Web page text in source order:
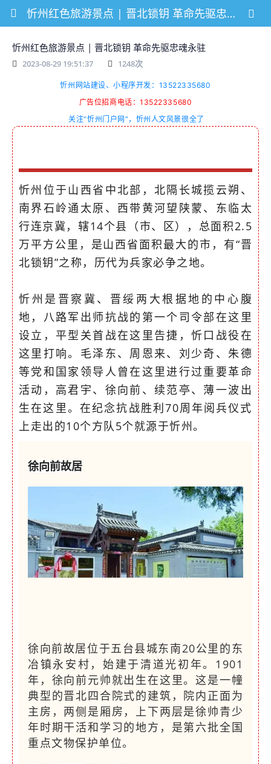
忻州红色旅游景点 | 晋北锁钥 革命先驱忠魂永驻
忻州红色旅游景点 | 晋北锁钥 革命先驱忠魂永驻
2023-08-29 19:51:37 1248次
忻州网站建设、小程序开发：13522335680
广告位招商电话：13522335680
关注“忻州门户网”，忻州人文风景很全了
忻州位于山西省中北部，北隔长城揽云朔、
南界石岭通太原、西带黄河望陕蒙、东临太
行连京冀，辖14个县（市、区），总面积2.5
万平方公里，是山西省面积最大的市，有“晋
北锁钥”之称，历代为兵家必争之地。
忻州是晋察冀、晋绥两大根据地的中心腹
地，八路军出师抗战的第一个司令部在这里
设立，平型关首战在这里告捷，忻口战役在
这里打响。毛泽东、周恩来、刘少奇、朱德
等党和国家领导人曾在这里进行过重要革命
活动，高君宇、徐向前、续范亭、薄一波出
生在这里。在纪念抗战胜利70周年阅兵仪式
上走出的10个方队5个就源于忻州。
徐向前故居
徐向前故居位于五台县城东南20公里的东
冶镇永安村，始建于清道光初年。1901
年，徐向前元帅就出生在这里。这是一幢
典型的晋北四合院式的建筑，院内正面为
主房，两侧是厢房，上下两层是徐帅青少
年时期干活和学习的地方，是第六批全国
重点文物保护单位。